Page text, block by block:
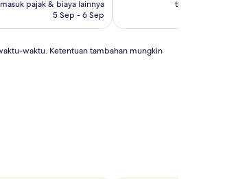
pajak & biaya lainnya
5 Sep - 6 Sep
termasuk pajak
waktu. Ketentuan tambahan mungkin